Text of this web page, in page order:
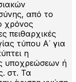
από το
χρόνος
πειθαρχικές
τύπου Α΄ για
η
υποχρεώσεων ή
στ. Τα